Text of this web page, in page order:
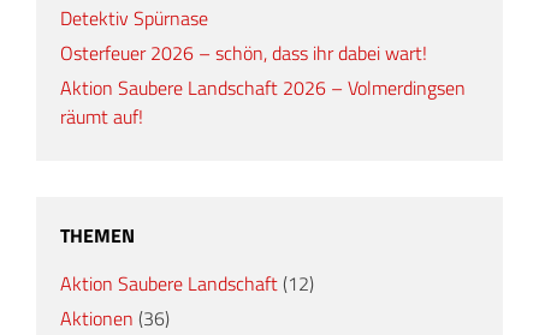
Detektiv Spürnase
Osterfeuer 2026 – schön, dass ihr dabei wart!
Aktion Saubere Landschaft 2026 – Volmerdingsen
räumt auf!
THEMEN
Aktion Saubere Landschaft (12)
Aktionen (36)